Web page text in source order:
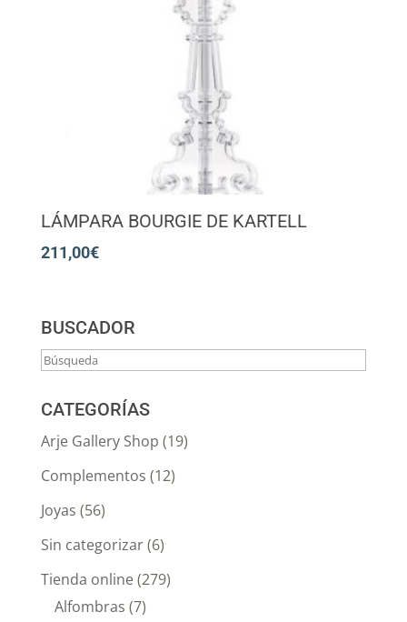
LÁMPARA BOURGIE DE KARTELL
211,00€
BUSCADOR
CATEGORÍAS
Arje Gallery Shop (19)
Complementos (12)
Joyas (56)
Sin categorizar(6)
Tienda online(279)
Alfombras (7)